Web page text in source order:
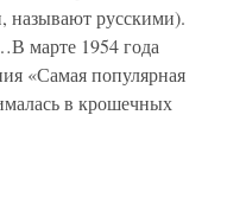
называют русскими).
марте 1954 года
«Самая популярная
в крошечных